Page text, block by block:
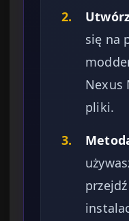
2.
się na
Nexus
pliki.
3.